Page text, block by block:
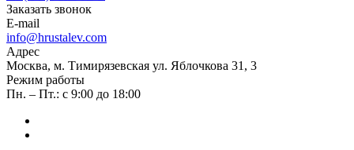
Заказать звонок
E-mail
info@hrustalev.com
Адрес
Москва, м. Тимирязевская ул. Яблочкова 31, 3
Режим работы
Пн. – Пт.: с 9:00 до 18:00